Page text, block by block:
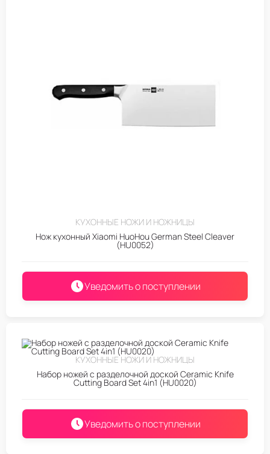
КУХОННЫЕ НОЖИ И НОЖНИЦЫ
Нож кухонный Xiaomi HuoHou German Steel Cleaver
(HU0052)
Уведомить о поступлении
КУХОННЫЕ НОЖИ И НОЖНИЦЫ
Набор ножей с разделочной доской Ceramic Knife
Cutting Board Set 4in1 (HU0020)
Уведомить о поступлении